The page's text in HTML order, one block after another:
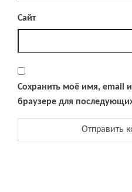
Сайт
Сохранить моё имя, email
браузере для